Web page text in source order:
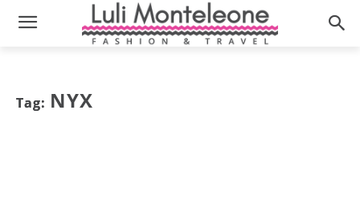
Tag: NYX